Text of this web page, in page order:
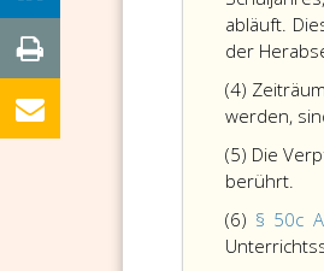
abläuft.
der
(4)
werden,
(5) Die
berührt.
(6) § 50c